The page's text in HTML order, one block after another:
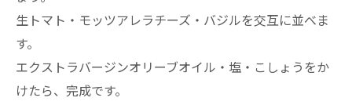
生トマト・モッツアレラチーズ・バジルを交互に並べま
す。
エクストラバージンオリーブオイル・塩・こしょうをか
けたら、完成です。